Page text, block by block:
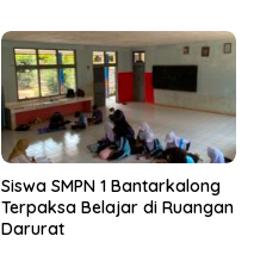
Siswa SMPN 1 Bantarkalong
Terpaksa Belajar di Ruangan
Darurat